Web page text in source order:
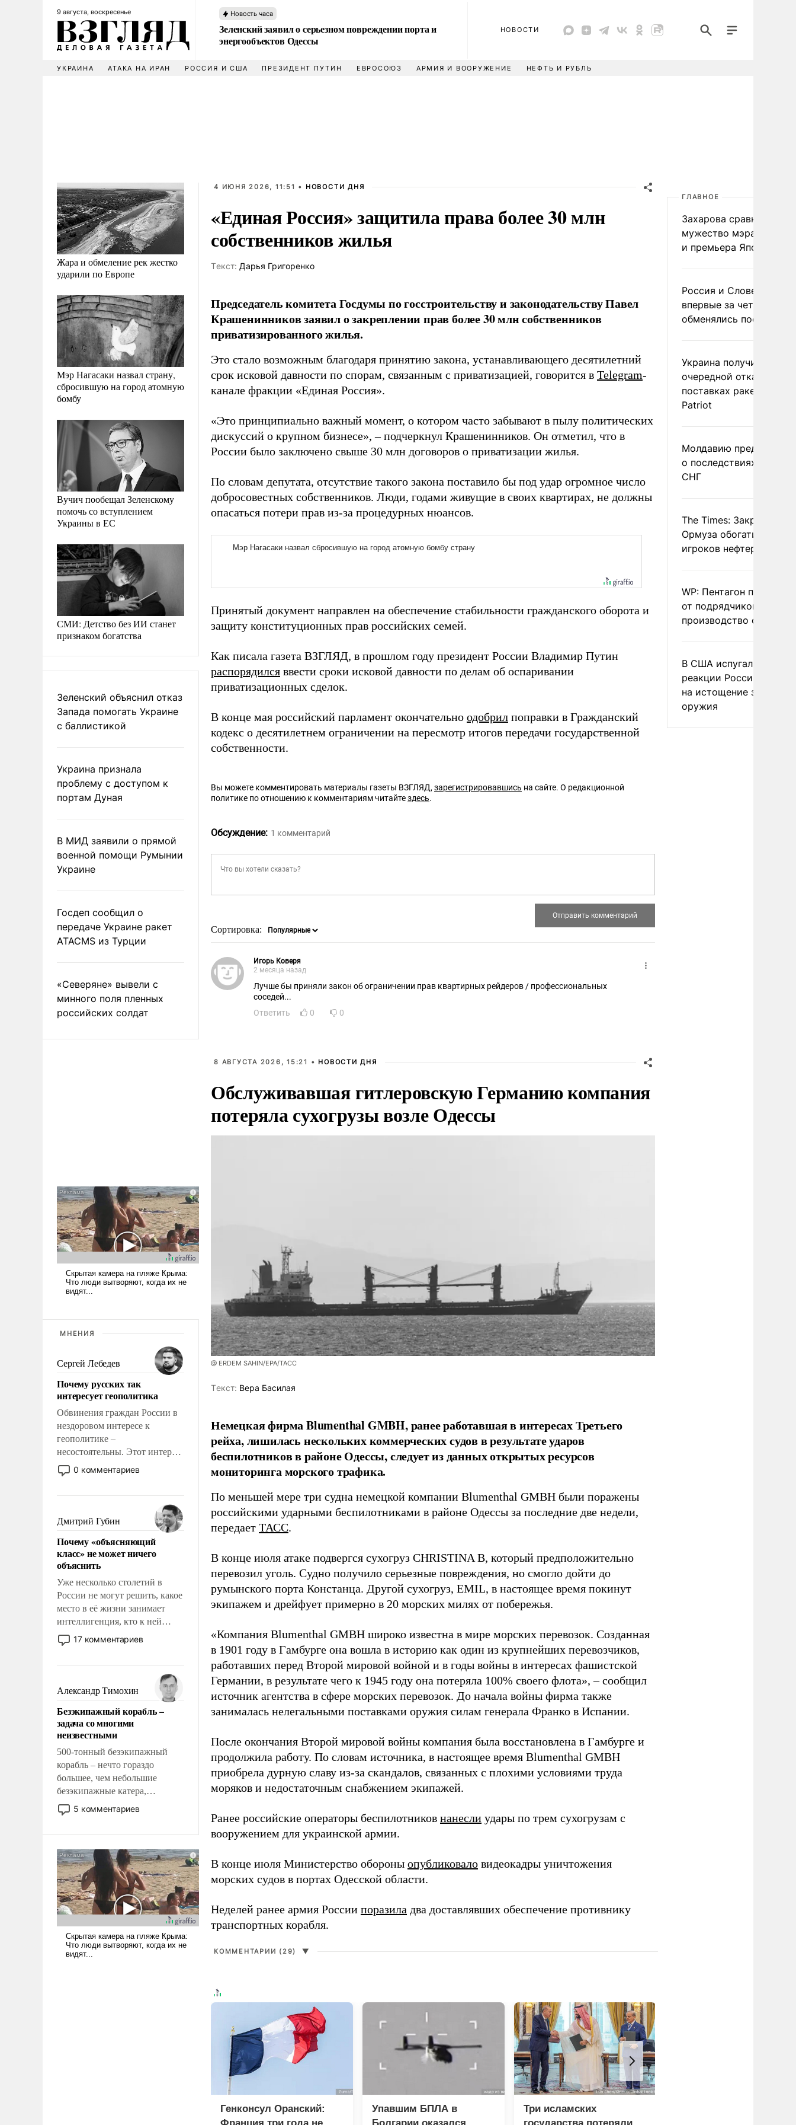
9 августа, воскресенье Новость часа
Зеленский заявил о серьезном повреждении порта и
энергообъектов Одессы
НОВОСТИ
УКРАИНА АТАКА НА ИРАН РОССИЯ И США ПРЕЗИДЕНТ ПУТИН ЕВРОСОЮЗ АРМИЯ И ВООРУЖЕНИЕ НЕФТЬ И РУБЛЬ
Жара и обмеление рек жестко
ударили по Европе
Мэр Нагасаки назвал страну,
сбросившую на город атомную
бомбу
Вучич пообещал Зеленскому
помочь со вступлением
Украины в ЕС
СМИ: Детство без ИИ станет
признаком богатства
Зеленский объяснил отказ
Запада помогать Украине
с баллистикой
Украина признала
проблему с доступом к
портам Дуная
В МИД заявили о прямой
военной помощи Румынии
Украине
Госдеп сообщил о
передаче Украине ракет
ATACMS из Турции
«Северяне» вывели с
минного поля пленных
российских солдат
МНЕНИЯ
Сергей Лебедев
Почему русских так
интересует геополитика
Обвинения граждан России в
нездоровом интересе к
геополитике –
несостоятельны. Этот интерес
рационален и прагматичен. Он
обусловлен тысячелетним
фундаментальным знанием,
что мировая политика имеет
свойство заявляться на порог
нашего дома.
0 комментариев
Дмитрий Губин
Почему «объясняющий
класс» не может ничего
объяснить
Уже несколько столетий в
России не могут решить, какое
место в её жизни занимает
интеллигенция, кто к ней
принадлежит, а кого из неё
исключили с правом
чем она отличается от просто
образованных людей. Иногда
казалось, что эти вопросы
решены раз и навсегда, но –
нет, не решены.
17 комментариев
Александр Тимохин
Безэкипажный корабль –
задача со многими
неизвестными
500-тонный безэкипажный
корабль – нечто гораздо
большее, чем небольшие
безэкипажные катера,
применение которых уже
стало обыденностью. Задача по
и ее реализация радикально
поднимет наши боевые
возможности.
5 комментариев
4 ИЮНЯ 2026, 11:51 • НОВОСТИ ДНЯ
«Единая Россия» защитила права более 30 млн
собственников жилья
Tекст: Дарья Григоренко
Председатель комитета Госдумы по госстроительству и законодательству Павел
Крашенинников заявил о закреплении прав более 30 млн собственников
приватизированного жилья.
Это стало возможным благодаря принятию закона, устанавливающего десятилетний
срок исковой давности по спорам, связанным с приватизацией, говорится в Telegram-
канале фракции «Единая Россия».
«Это принципиально важный момент, о котором часто забывают в пылу политических
дискуссий о крупном бизнесе», – подчеркнул Крашенинников. Он отметил, что в
России было заключено свыше 30 млн договоров о приватизации жилья.
По словам депутата, отсутствие такого закона поставило бы под удар огромное число
добросовестных собственников. Люди, годами живущие в своих квартирах, не должны
опасаться потери прав из-за процедурных нюансов.
Принятый документ направлен на обеспечение стабильности гражданского оборота и
защиту конституционных прав российских семей.
Как писала газета ВЗГЛЯД, в прошлом году президент России Владимир Путин
распорядился ввести сроки исковой давности по делам об оспаривании
приватизационных сделок.
В конце мая российский парламент окончательно одобрил поправки в Гражданский
кодекс о десятилетнем ограничении на пересмотр итогов передачи государственной
собственности.
Вы можете комментировать материалы газеты ВЗГЛЯД, зарегистрировавшись на сайте. О редакционной
политике по отношению к комментариям читайтездесь.
Обсуждение: 1 комментарий
Сортировка:
Игорь Коверя
2 месяца назад
Лучше бы приняли закон об ограничении прав квартирных рейдеров / профессиональных
соседей...
Ответить
0 0
8 АВГУСТА 2026, 15:21 • НОВОСТИ ДНЯ
Обслуживавшая гитлеровскую Германию компания
потеряла сухогрузы возле Одессы
@ ERDEM SAHIN/EPA/ТАСС
Tекст: Вера Басилая
Немецкая фирма Blumenthal GMBH, ранее работавшая в интересах Третьего
рейха, лишилась нескольких коммерческих судов в результате ударов
беспилотников в районе Одессы, следует из данных открытых ресурсов
мониторинга морского трафика.
По меньшей мере три судна немецкой компании Blumenthal GMBH были поражены
российскими ударными беспилотниками в районе Одессы за последние две недели,
передает ТАСС.
В конце июля атаке подвергся сухогруз CHRISTINA B, который предположительно
перевозил уголь. Судно получило серьезные повреждения, но смогло дойти до
румынского порта Констанца. Другой сухогруз, EMIL, в настоящее время покинут
экипажем и дрейфует примерно в 20 морских милях от побережья.
«Компания Blumenthal GMBH широко известна в мире морских перевозок. Созданная
в 1901 году в Гамбурге она вошла в историю как один из крупнейших перевозчиков,
работавших перед Второй мировой войной и в годы войны в интересах фашистской
Германии, в результате чего к 1945 году она потеряла 100% своего флота», – сообщил
источник агентства в сфере морских перевозок. До начала войны фирма также
занималась нелегальными поставками оружия силам генерала Франко в Испании.
После окончания Второй мировой войны компания была восстановлена в Гамбурге и
продолжила работу. По словам источника, в настоящее время Blumenthal GMBH
приобрела дурную славу из-за скандалов, связанных с плохими условиями труда
моряков и недостаточным снабжением экипажей.
Ранее российские операторы беспилотников нанесли удары по трем сухогрузам с
вооружением для украинской армии.
В конце июля Министерство обороны опубликовало видеокадры уничтожения
морских судов в портах Одесской области.
Неделей ранее армия России поразила два доставлявших обеспечение противнику
транспортных корабля.
КОММЕНТАРИИ (29) ▼
Генконсул Оранский:
Упавшим БПЛА в
Три исламских
ГЛАВНОЕ
Захарова сравнила
мужество мэра
и премьера Японии
Россия и Словения
впервые за четыре года
обменялись
Украина получила
очередной отказ в
поставках ракет для
Patriot
Молдавию
о последствиях выхода
СНГ
The Times: Закрытие
Ормуза обогатило
игроков нефтерынка
WP: Пентагон
от подрядчиков
производство оружия
В США испугались
реакции России и
на истощение запасов
оружия